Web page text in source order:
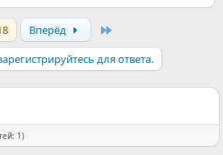
Вперёд
для ответа.
1)